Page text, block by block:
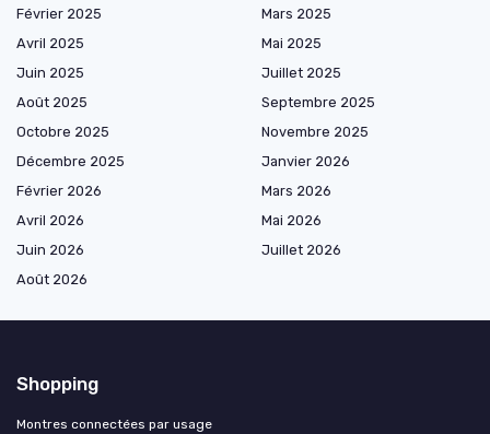
Février 2025
Mars 2025
Avril 2025
Mai 2025
Juin 2025
Juillet 2025
Août 2025
Septembre 2025
Octobre 2025
Novembre 2025
Décembre 2025
Janvier 2026
Février 2026
Mars 2026
Avril 2026
Mai 2026
Juin 2026
Juillet 2026
Août 2026
Shopping
Montres connectées par usage